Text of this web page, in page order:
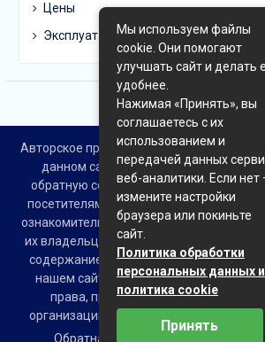
Цены
Эксплуатация
Авторское право © Все права
данном сайте взяты из открытых
обратную ссылку на материал в
посетителями сайта и
ознакомительных целях. Права на
их владельцам. Администрация сайта
содержание материала не несет. Если
нашем сайте материалы, которые
права, принадлежащие Вам, Вашей
организации, пожалуйста, сообщите
Обратная связь
Мы используем файлы
cookie. Они помогают
улучшать сайт и делать
удобнее.
Нажимая «Принять», вы
соглашаетесь с их
использованием и
передачей данных
веб-аналитики. Если нет
измените настройки
браузера или покиньте
сайт.
Политика обработки
персональных данных и
политика cookie
Принять